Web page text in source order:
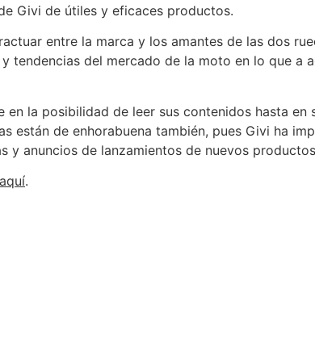
Givi de útiles y eficaces productos.
entre la marca y los amantes de las dos
tendencias del mercado de la moto en lo que a
la posibilidad de leer sus contenidos hasta en
están de enhorabuena también, pues Givi ha
y anuncios de lanzamientos de nuevos
aquí.